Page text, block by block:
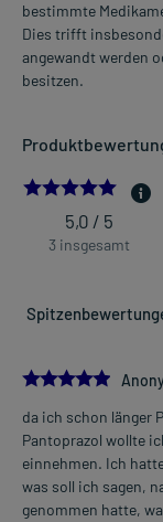
bestimmte
Dies trifft
angewandt werden
besitzen.
5.0
5,0 / 5
3 insgesamt
5.0
da ich schon länger
Pantoprazol wollte
einnehmen. Ich
was soll ich sagen,
genommen hatte,